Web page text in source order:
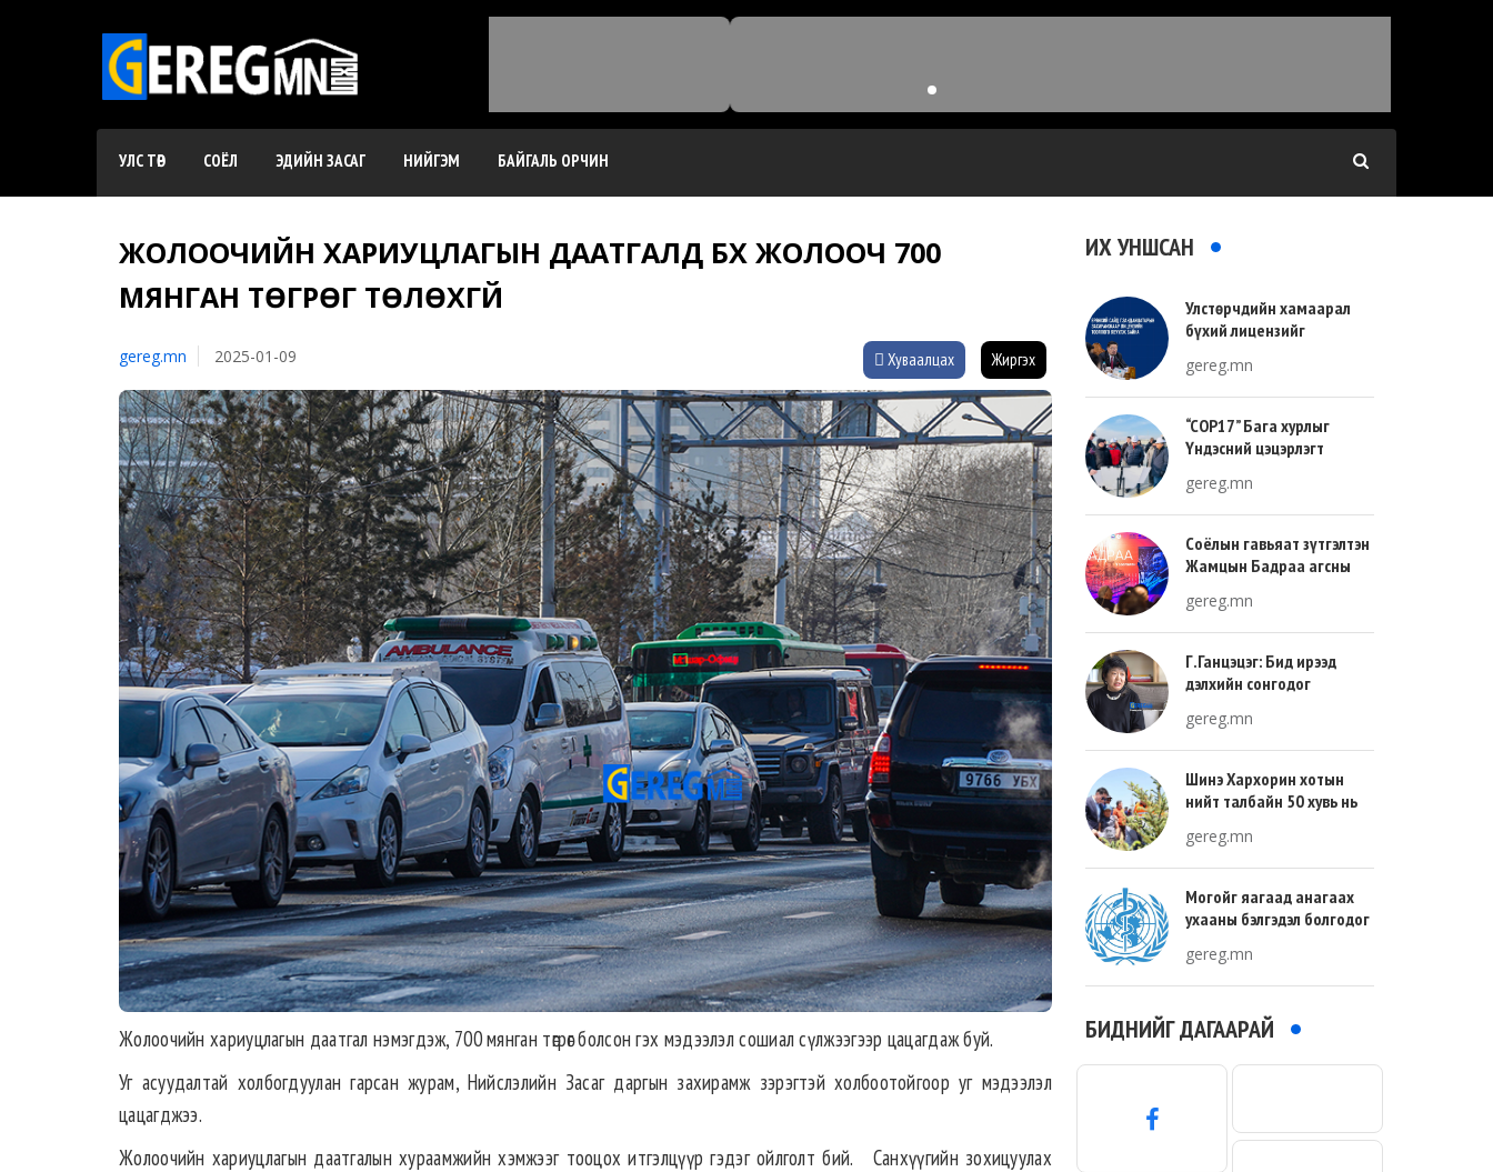
УЛС ТӨР СОЁЛ ЭДИЙН ЗАСАГ НИЙГЭМ БАЙГАЛЬ ОРЧИН
ЖОЛООЧИЙН ХАРИУЦЛАГЫН ДААТГАЛД БҮХ ЖОЛООЧ 700
МЯНГАН ТӨГРӨГ ТӨЛӨХГҮЙ
gereg.mn 2025-01-09 Хуваалцах Жиргэх
Жолоочийн хариуцлагын даатгал нэмэгдэж, 700 мянган төгрөг болсон гэх мэдээлэл сошиал сүлжээгээр цацагдаж буй.
Уг асуудалтай холбогдуулан гарсан журам, Нийслэлийн Засаг даргын захирамж зэрэгтэй холбоотойгоор уг мэдээлэл
цацагджээ.
Жолоочийн хариуцлагын даатгалын хураамжийн хэмжээг тооцох итгэлцүүр гэдэг ойлголт бий. Санхүүгийн зохицуулах
ИХ УНШСАН
Улстөрчдийн хамаарал
бүхий лицензийг
gereg.mn
“COP17” Бага хурлыг
Үндэсний цэцэрлэгт
зохион байгуулна
gereg.mn
Соёлын гавьяат зүтгэлтэн
Жамцын Бадраа агсны
тохиож байна
gereg.mn
Г.Ганцэцэг: Бид ирээд
дэлхийн сонгодог
хөгжлийн тухай л ярьсан
gereg.mn
Шинэ Хархорин хотын
нийт талбайн 50 хувь нь
хувь нь барилгажих
талбай, 20 хувь нь авто
зам байна
gereg.mn
Могойг яагаад анагаах
ухааны бэлгэдэл болгодог
gereg.mn
БИДНИЙГ ДАГААРАЙ